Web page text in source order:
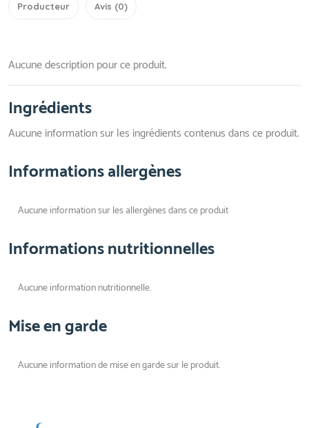
Producteur Avis (0)
Aucune description pour ce produit.
Ingrédients
Aucune information sur les ingrédients contenus dans ce produit.
Informations allergènes
Aucune information sur les allergènes dans ce produit
Informations nutritionnelles
Aucune information nutritionnelle.
Mise en garde
Aucune information de mise en garde sur le produit.